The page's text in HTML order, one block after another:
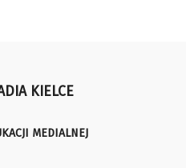
KIELCE
MEDIALNEJ